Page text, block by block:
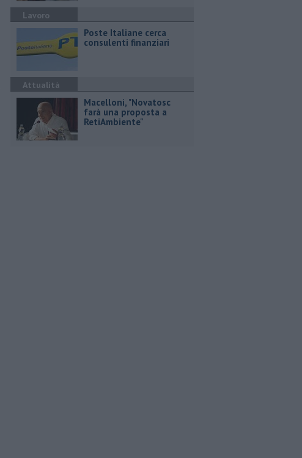
Lavoro
Poste Italiane cerca
consulenti finanziari
Attualità
Macelloni, "Novatosc
farà una proposta a
RetiAmbiente"